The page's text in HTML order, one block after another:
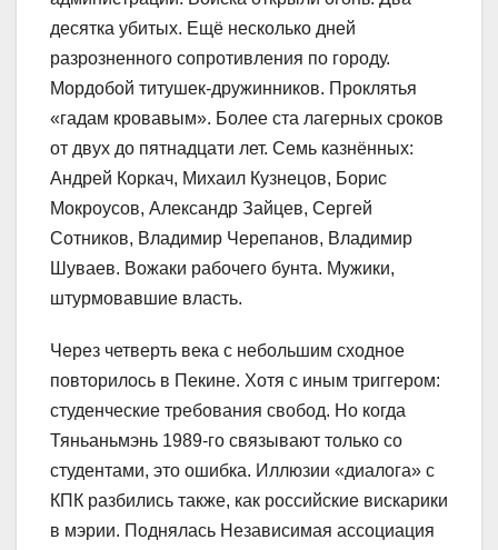
десятка убитых. Ещё несколько дней
разрозненного сопротивления по городу.
Мордобой титушек-дружинников. Проклятья
«гадам кровавым». Более ста лагерных сроков
от двух до пятнадцати лет. Семь казнённых:
Андрей Коркач, Михаил Кузнецов, Борис
Мокроусов, Александр Зайцев, Сергей
Сотников, Владимир Черепанов, Владимир
Шуваев. Вожаки рабочего бунта. Мужики,
штурмовавшие власть.
Через четверть века с небольшим сходное
повторилось в Пекине. Хотя с иным триггером:
студенческие требования свобод. Но когда
Тяньаньмэнь 1989-го связывают только со
студентами, это ошибка. Иллюзии «диалога» с
КПК разбились также, как российские вискарики
в мэрии. Поднялась Независимая ассоциация